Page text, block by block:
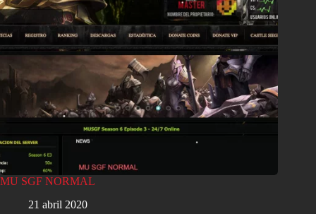
MU SGF NORMAL
21 abril 2020